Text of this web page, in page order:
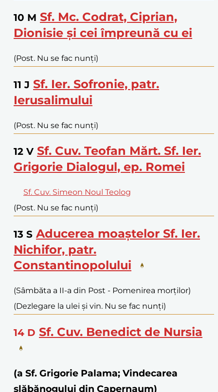
10 M Sf. Mc. Codrat, Ciprian,
Dionisie și cei împreună cu ei
(Post. Nu se fac nunți)
11 J Sf. Ier. Sofronie, patr.
Ierusalimului
(Post. Nu se fac nunți)
12 V Sf. Cuv. Teofan Mărt. Sf. Ier.
Grigorie Dialogul, ep. Romei
Sf. Cuv. Simeon Noul Teolog
(Post. Nu se fac nunți)
13 S Aducerea moaștelor Sf. Ier.
Nichifor, patr.
Constantinopolului
(Sâmbăta a II-a din Post - Pomenirea morților)
(Dezlegare la ulei și vin. Nu se fac nunți)
14 D Sf. Cuv. Benedict de Nursia
(a Sf. Grigorie Palama; Vindecarea
slăbănogului din Capernaum)